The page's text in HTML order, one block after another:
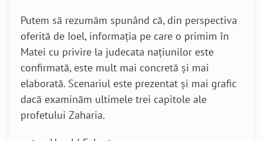
Putem să rezumăm spunând că, din perspectiva
oferită de Ioel, informația pe care o primim în
Matei cu privire la judecata națiunilor este
confirmată, este mult mai concretă și mai
elaborată. Scenariul este prezentat și mai grafic
dacă examinăm ultimele trei capitole ale
profetului Zaharia.